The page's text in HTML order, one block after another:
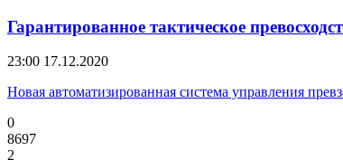
Гарантированное тактическое
23:00 17.12.2020
Новая автоматизированная система управления
0
8697
2